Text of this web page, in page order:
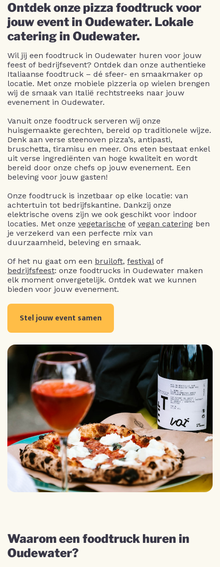
Ontdek onze pizza foodtruck voor
jouw event in Oudewater. Lokale
catering in Oudewater.
Wil jij een foodtruck in Oudewater huren voor jouw
feest of bedrijfsevent? Ontdek dan onze authentieke
Italiaanse foodtruck – dé sfeer- en smaakmaker op
locatie. Met onze mobiele pizzeria op wielen brengen
wij de smaak van Italië rechtstreeks naar jouw
evenement in Oudewater.
Vanuit onze foodtruck serveren wij onze
huisgemaakte gerechten, bereid op traditionele wijze.
Denk aan verse steenoven pizza’s, antipasti,
bruschetta, tiramisu en meer. Ons eten bestaat enkel
uit verse ingrediënten van hoge kwaliteit en wordt
bereid door onze chefs op jouw evenement. Een
beleving voor jouw gasten!
Onze foodtruck is inzetbaar op elke locatie: van
achtertuin tot bedrijfskantine. Dankzij onze
elektrische ovens zijn we ook geschikt voor indoor
locaties. Met onze vegetarische of vegan catering ben
je verzekerd van een perfecte mix van
duurzaamheid, beleving en smaak.
Of het nu gaat om een bruiloft, festivalof
bedrijfsfeest: onze foodtrucks in Oudewater maken
elk moment onvergetelijk. Ontdek wat we kunnen
bieden voor jouw evenement.
Stel jouw event samen
Waarom een foodtruck huren in
Oudewater?